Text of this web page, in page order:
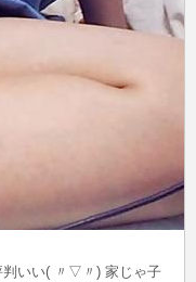
判いい( 〃▽〃) 家じゃ子